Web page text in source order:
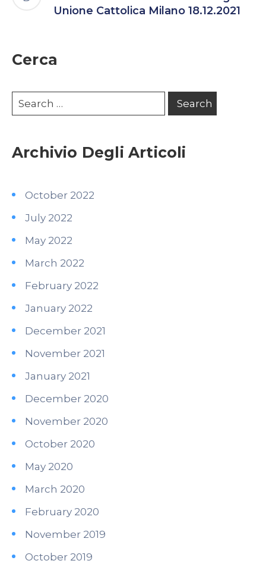
Unione Cattolica Milano 18.12.2021
Cerca
Archivio Degli Articoli
October 2022
July 2022
May 2022
March 2022
February 2022
January 2022
December 2021
November 2021
January 2021
December 2020
November 2020
October 2020
May 2020
March 2020
February 2020
November 2019
October 2019